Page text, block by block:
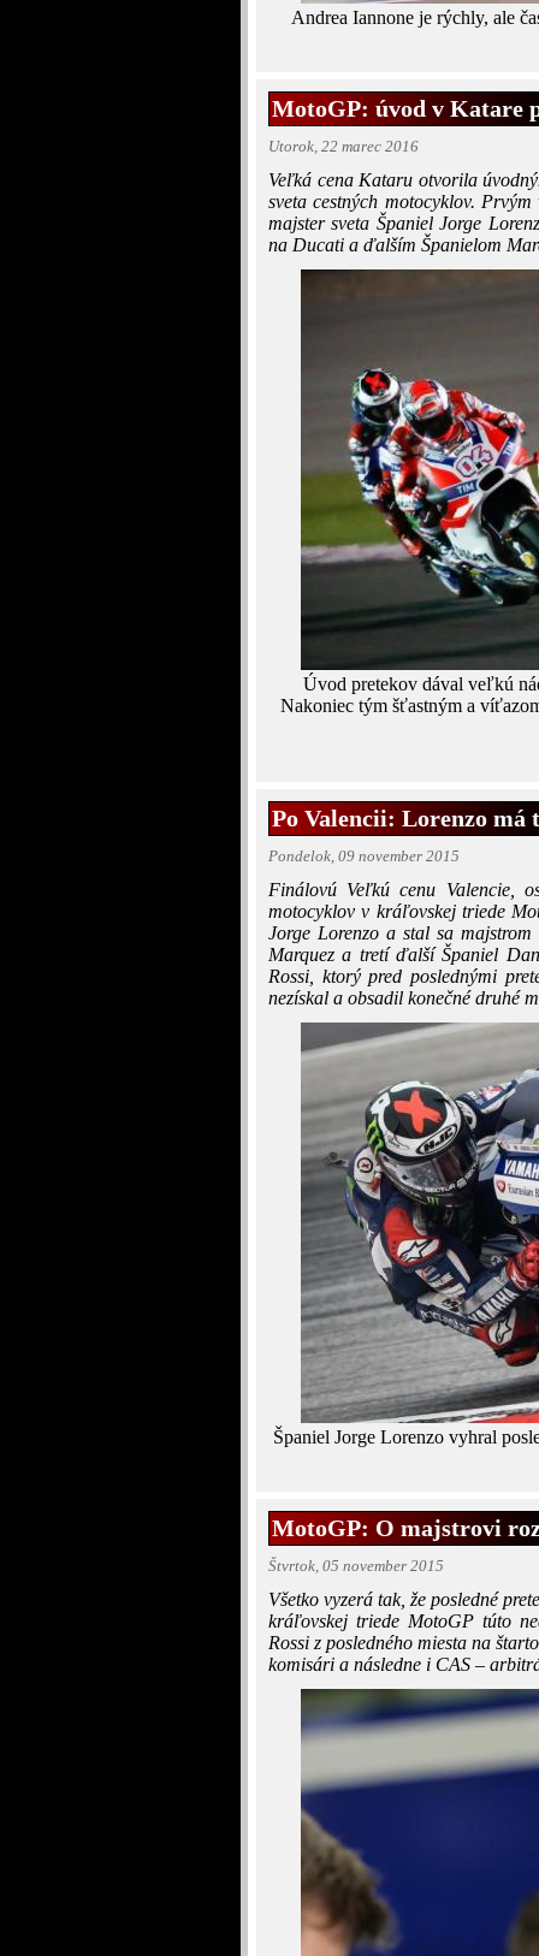
Andrea Iannone je rýchly, ale
MotoGP: úvod v Katare
Utorok, 22 marec 2016
Veľká cena Kataru otvorila
sveta cestných motocyklov.
majster sveta Španiel Jorge
na Ducati a ďalším Španielom
Úvod pretekov dával veľkú
Nakoniec tým šťastným a
Po Valencii: Lorenzo
Pondelok, 09 november 2015
Finálovú Veľkú cenu Valencie,
motocyklov v kráľovskej triede
Jorge Lorenzo a stal sa
Marquez a tretí ďalší Španiel
Rossi, ktorý pred poslednými
nezískal a obsadil konečné druhé
Španiel Jorge Lorenzo vyhral
MotoGP: O majstrovi
Štvrtok, 05 november 2015
Všetko vyzerá tak, že posledné
kráľovskej triede MotoGP túto
Rossi z posledného miesta na
komisári a následne i CAS –